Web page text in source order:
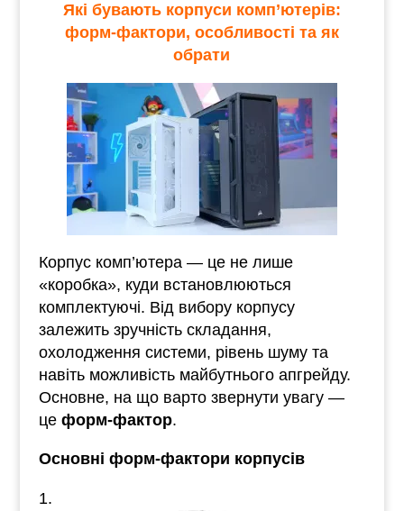
Які бувають корпуси комп’ютерів:
форм-фактори, особливості та як
обрати
Корпус комп’ютера — це не лише
«коробка», куди встановлюються
комплектуючі. Від вибору корпусу
залежить зручність складання,
охолодження системи, рівень шуму та
навіть можливість майбутнього апгрейду.
Основне, на що варто звернути увагу —
це форм-фактор.
Основні форм-фактори корпусів